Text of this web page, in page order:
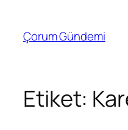
Çorum Gündemi
Etiket: